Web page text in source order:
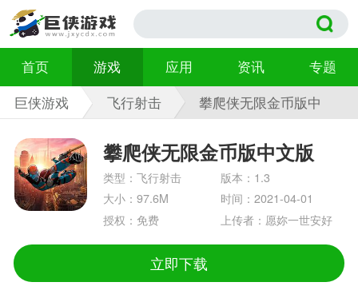
首页 游戏 应用 资讯
专题
巨侠游戏
飞行射击
攀爬侠无限金币版中
攀爬侠无限金币版中文版
类型：飞行射击
版本：1.3
大小：97.6M
时间：2021-04-01
授权：免费
上传者：愿妳一世安好
立即下载